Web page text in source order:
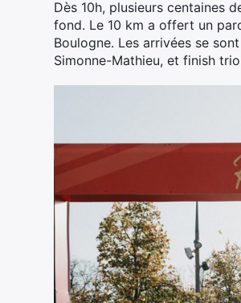
Dès 10h, plusieurs centaines
fond. Le 10 km a offert un
Boulogne. Les arrivées se
Simonne-Mathieu, et finish